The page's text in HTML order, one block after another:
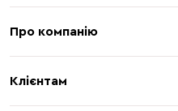
Про компанію
Клієнтам